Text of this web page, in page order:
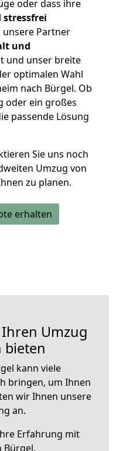
oder dass ihre
stressfrei
Partner
und
und unser breite
optimalen Wahl
nach Bürgel. Ob
oder ein großes
passende Lösung
Sie uns noch
Umzug von
zu planen.
erhalten
Umzug
bieten
kann viele
bringen, um Ihnen
wir Ihnen unsere
an.
Erfahrung mit
Bürgel.